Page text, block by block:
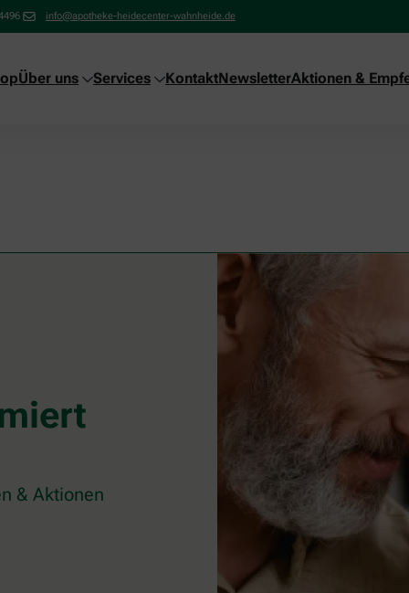
info@apotheke-heidecenter-wahnheide.de
Über uns Services KontaktNewsletterAktionen &
& Aktionen